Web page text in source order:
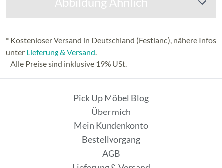
* Kostenloser Versand in Deutschland (Festland), nähere Infos
unter Lieferung & Versand
Alle Preise sind inklusive 19% USt.
Pick Up Möbel Blog
Über mich
Mein Kundenkonto
Bestellvorgang
AGB